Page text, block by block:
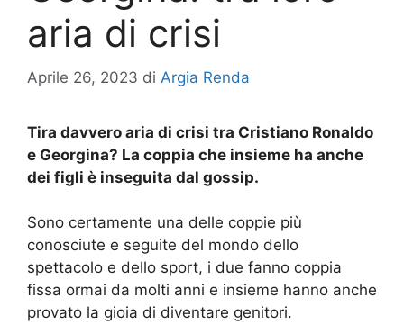
aria di crisi
Aprile 26, 2023 di Argia Renda
Tira davvero aria di crisi tra Cristiano Ronaldo
e Georgina? La coppia che insieme ha anche
dei figli è inseguita dal gossip.
Sono certamente una delle coppie più
conosciute e seguite del mondo dello
spettacolo e dello sport, i due fanno coppia
fissa ormai da molti anni e insieme hanno anche
provato la gioia di diventare genitori.